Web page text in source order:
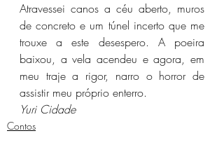
Atravessei canos a céu aberto, muros
de concreto e um túnel incerto que me
trouxe a este desespero. A poeira
baixou, a vela acendeu e agora, em
meu traje a rigor, narro o horror de
assistir meu próprio enterro.
Yuri Cidade
Contos